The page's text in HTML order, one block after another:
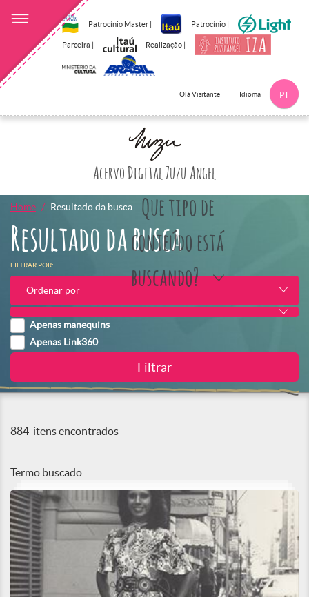
Patrocínio Master | Patrocínio |
Parceira | Realização |
Olá Visitante Idioma PT
Acervo Digital Zuzu Angel
Que tipo de
conteúdo está
buscando?
Home Resultado da busca
Resultado da busca
FILTRAR POR:
Ordenar por
Apenas manequins
Apenas Link360
884 itens encontrados
Termo buscado